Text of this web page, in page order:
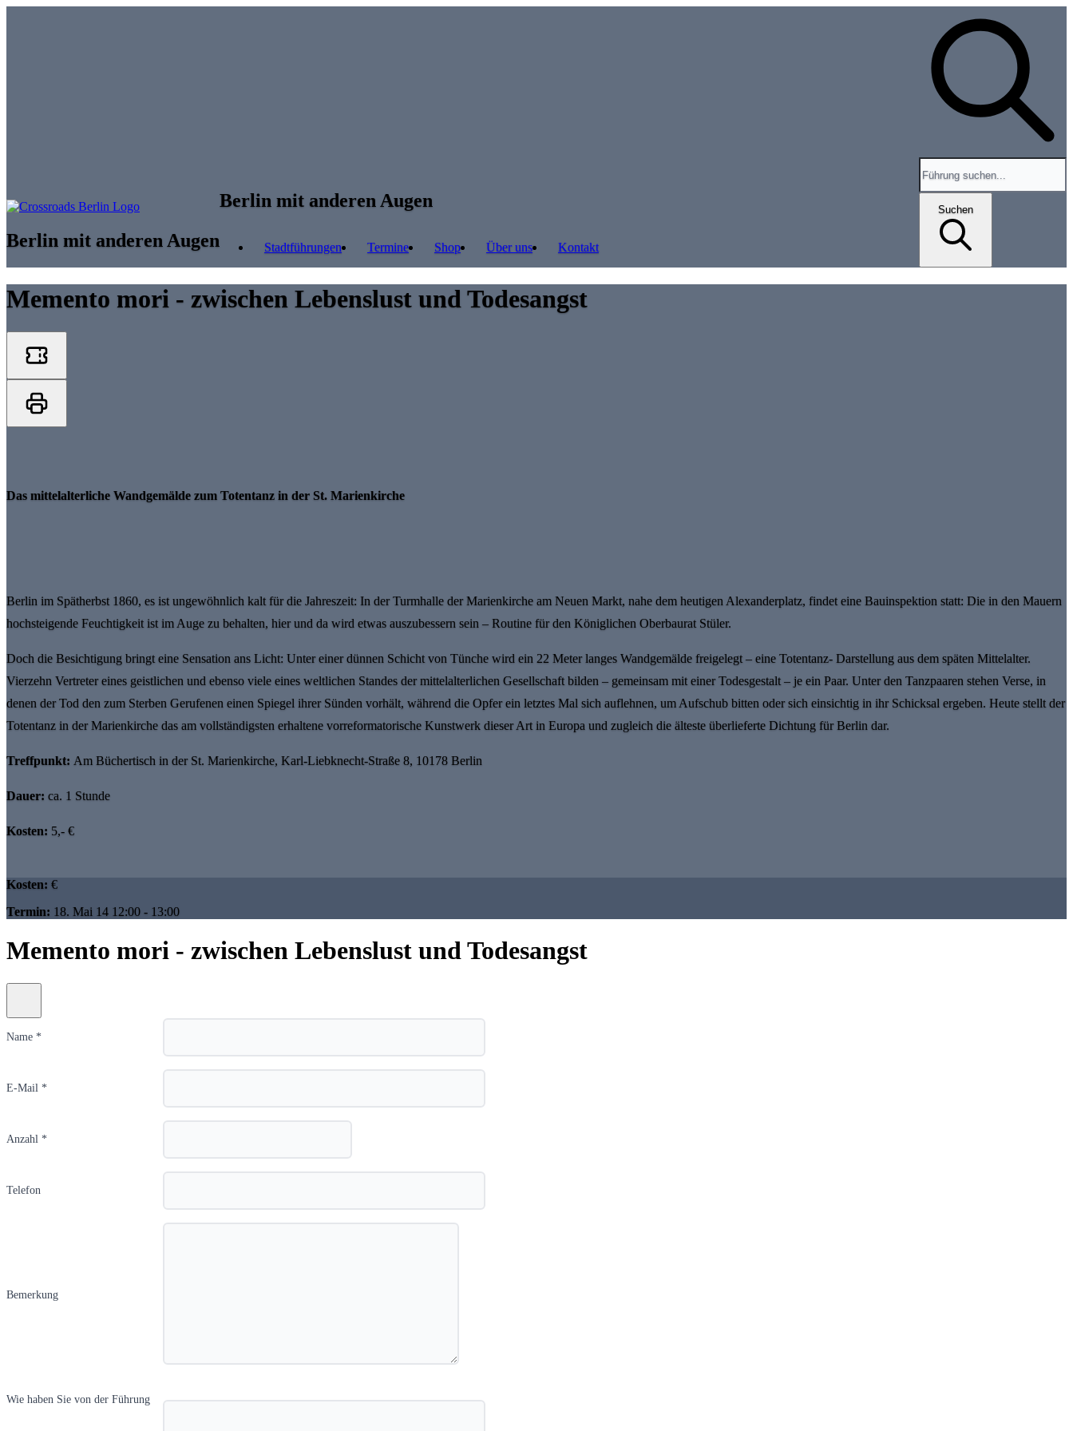
Berlin mit anderen Augen
Berlin mit anderen Augen
Stadtführungen Termine Shop Über uns Kontakt
Suchen
Memento mori - zwischen Lebenslust und Todesangst
Das mittelalterliche Wandgemälde zum Totentanz in der St. Marienkirche
Berlin im Spätherbst 1860, es ist ungewöhnlich kalt für die Jahreszeit: In der Turmhalle der Marienkirche am Neuen Markt, nahe dem heutigen Alexanderplatz, findet eine Bauinspektion statt: Die in den Mauern
hochsteigende Feuchtigkeit ist im Auge zu behalten, hier und da wird etwas auszubessern sein – Routine für den Königlichen Oberbaurat Stüler.
Doch die Besichtigung bringt eine Sensation ans Licht: Unter einer dünnen Schicht von Tünche wird ein 22 Meter langes Wandgemälde freigelegt – eine Totentanz- Darstellung aus dem späten Mittelalter.
Vierzehn Vertreter eines geistlichen und ebenso viele eines weltlichen Standes der mittelalterlichen Gesellschaft bilden – gemeinsam mit einer Todesgestalt – je ein Paar. Unter den Tanzpaaren stehen Verse, in
denen der Tod den zum Sterben Gerufenen einen Spiegel ihrer Sünden vorhält, während die Opfer ein letztes Mal sich auflehnen, um Aufschub bitten oder sich einsichtig in ihr Schicksal ergeben. Heute stellt der
Totentanz in der Marienkirche das am vollständigsten erhaltene vorreformatorische Kunstwerk dieser Art in Europa und zugleich die älteste überlieferte Dichtung für Berlin dar.
Treffpunkt: Am Büchertisch in der St. Marienkirche, Karl-Liebknecht-Straße 8, 10178 Berlin
Dauer: ca. 1 Stunde
Kosten: 5,- €
Kosten: €
Termin: 18. Mai 14 12:00 - 13:00
Memento mori - zwischen Lebenslust und Todesangst
Name *
E-Mail *
Anzahl *
Telefon
Bemerkung
Wie haben Sie von der Führung